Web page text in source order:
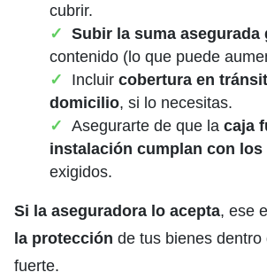
cubrir.
Subir la suma asegurada
contenido (lo que puede
Incluir cobertura en
domicilio, si lo necesitas.
Asegurarte de que la caja
instalación cumplan con los
exigidos.
Si la aseguradora lo acepta, ese
la protección de tus bienes dentro
fuerte.